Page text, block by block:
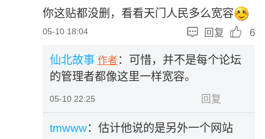
你这贴都没删，看看天门人民多么宽容
05-10 18:04  回复  6
仙北故事 作者 ：可惜，并不是每个论坛
的管理者都像这里一样宽容。
05-10 22:25 回复
tmwww：估计他说的是另外一个网站